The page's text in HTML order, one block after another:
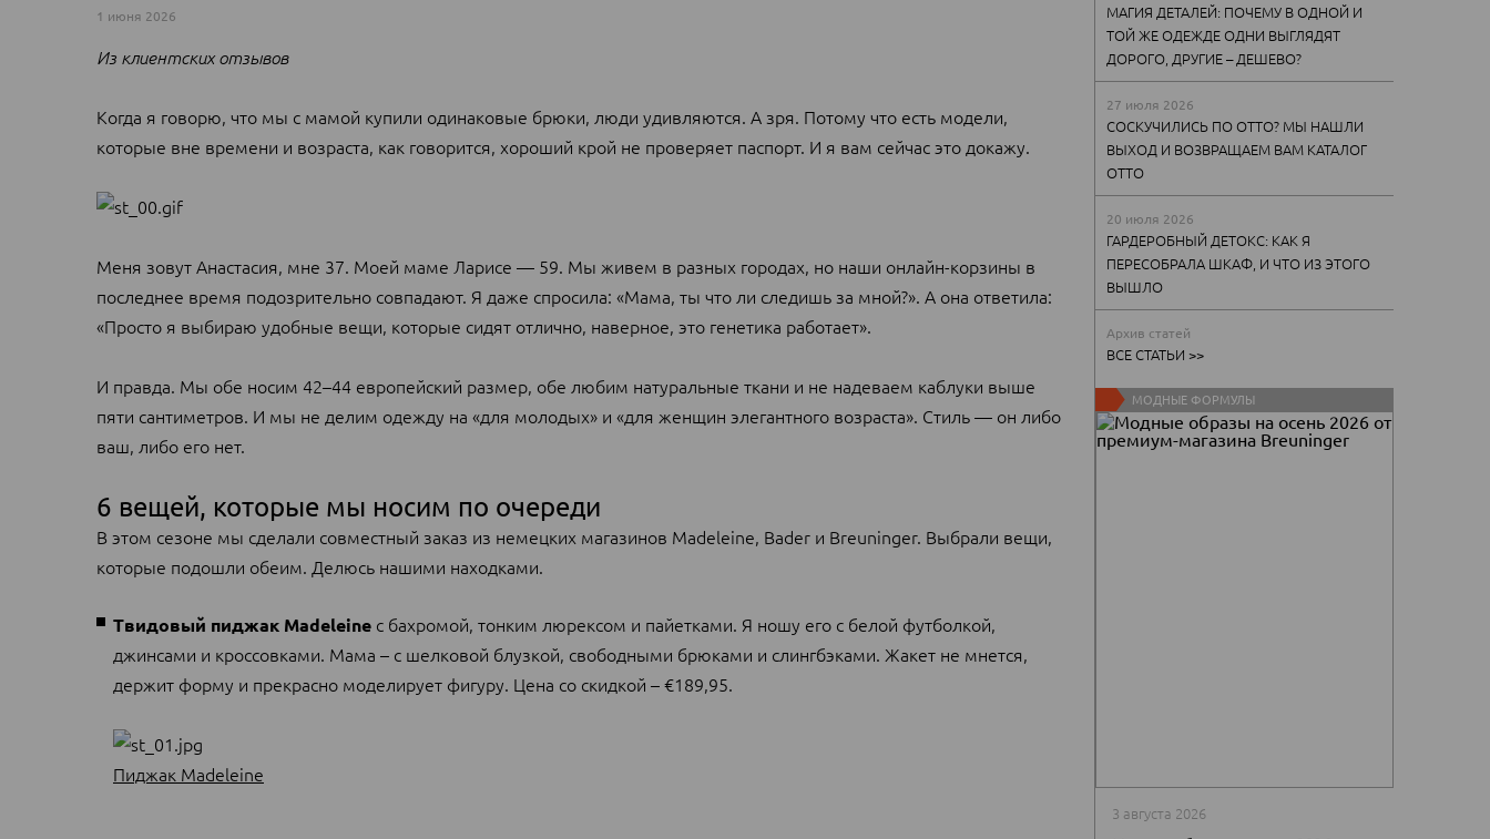
1 июня 2026
Из клиентских отзывов
Когда я говорю, что мы с мамой купили одинаковые брюки, люди удивляются. А зря. Потому что есть модели,
которые вне времени и возраста, как говорится, хороший крой не проверяет паспорт. И я вам сейчас это докажу.
Меня зовут Анастасия, мне 37. Моей маме Ларисе — 59. Мы живем в разных городах, но наши онлайн-корзины в
последнее время подозрительно совпадают. Я даже спросила: «Мама, ты что ли следишь за мной?». А она ответила:
«Просто я выбираю удобные вещи, которые сидят отлично, наверное, это генетика работает».
И правда. Мы обе носим 42–44 европейский размер, обе любим натуральные ткани и не надеваем каблуки выше
пяти сантиметров. И мы не делим одежду на «для молодых» и «для женщин элегантного возраста». Стиль — он либо
ваш, либо его нет.
6 вещей, которые мы носим по очереди
В этом сезоне мы сделали совместный заказ из немецких магазинов Madeleine, Bader и Breuninger. Выбрали вещи,
которые подошли обеим. Делюсь нашими находками.
Твидовый пиджак Madeleine с бахромой, тонким люрексом и пайетками. Я ношу его с белой футболкой,
джинсами и кроссовками. Мама – с шелковой блузкой, свободными брюками и слингбэками. Жакет не мнется,
держит форму и прекрасно моделирует фигуру. Цена со скидкой – €189,95.
Пиджак Madeleine
МАГИЯ ДЕТАЛЕЙ: ПОЧЕМУ В ОДНОЙ И
ТОЙ ЖЕ ОДЕЖДЕ ОДНИ ВЫГЛЯДЯТ
ДОРОГО, ДРУГИЕ – ДЕШЕВО?
27 июля 2026
СОСКУЧИЛИСЬ ПО ОТТО? МЫ НАШЛИ
ВЫХОД И ВОЗВРАЩАЕМ ВАМ КАТАЛОГ
ОТТО
20 июля 2026
ГАРДЕРОБНЫЙ ДЕТОКС: КАК Я
ПЕРЕСОБРАЛА ШКАФ, И ЧТО ИЗ ЭТОГО
ВЫШЛО
Архив статей
ВСЕ СТАТЬИ >>
МОДНЫЕ ФОРМУЛЫ
3 августа 2026